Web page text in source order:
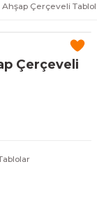
Ahşap Çerçeveli
Çerçeveli